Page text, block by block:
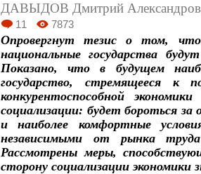
ДАВЫДОВ Дмитрий
11 7873
Опровергнут тезис о том, что
национальные государства
Показано, что в будущем
государство, стремящееся к
конкурентоспособной
социализации: будет бороться
и наиболее комфортные
независимыми от рынка
Рассмотрены меры,
сторону социализации экономики